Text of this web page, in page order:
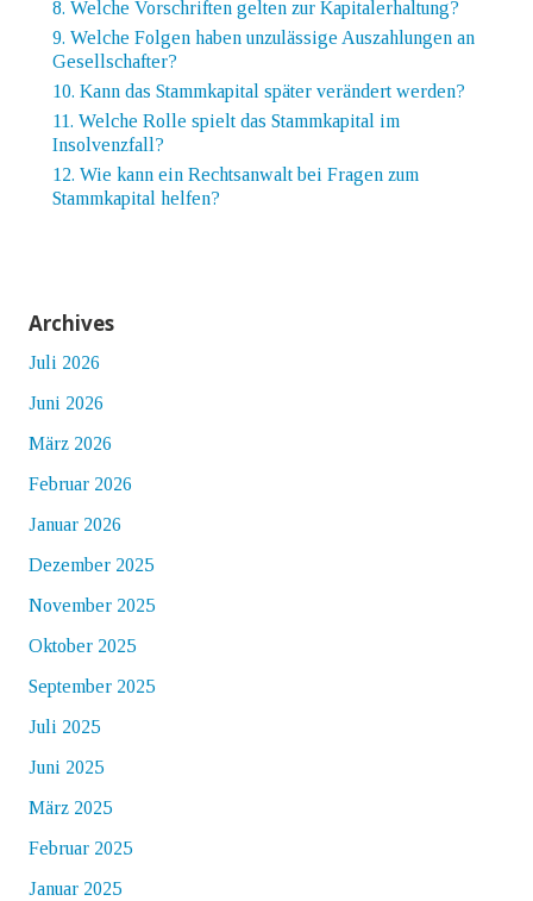
8. Welche Vorschriften gelten zur Kapitalerhaltung?
9. Welche Folgen haben unzulässige Auszahlungen an
Gesellschafter?
10. Kann das Stammkapital später verändert werden?
11. Welche Rolle spielt das Stammkapital im
Insolvenzfall?
12. Wie kann ein Rechtsanwalt bei Fragen zum
Stammkapital helfen?
Archives
Juli 2026
Juni 2026
März 2026
Februar 2026
Januar 2026
Dezember 2025
November 2025
Oktober 2025
September 2025
Juli 2025
Juni 2025
März 2025
Februar 2025
Januar 2025